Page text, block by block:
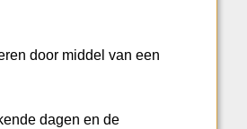
door middel van een
dagen en de